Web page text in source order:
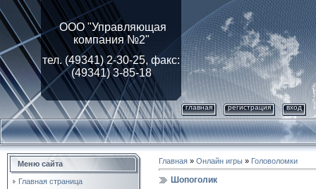
ООО "Управляющая
компания №2"
тел. (49341) 2-30-25, факс:
(49341) 3-85-18
главная регистрация вход
Меню сайта
Главная страница
Главная » Онлайн игры » Головоломки
Шопоголик